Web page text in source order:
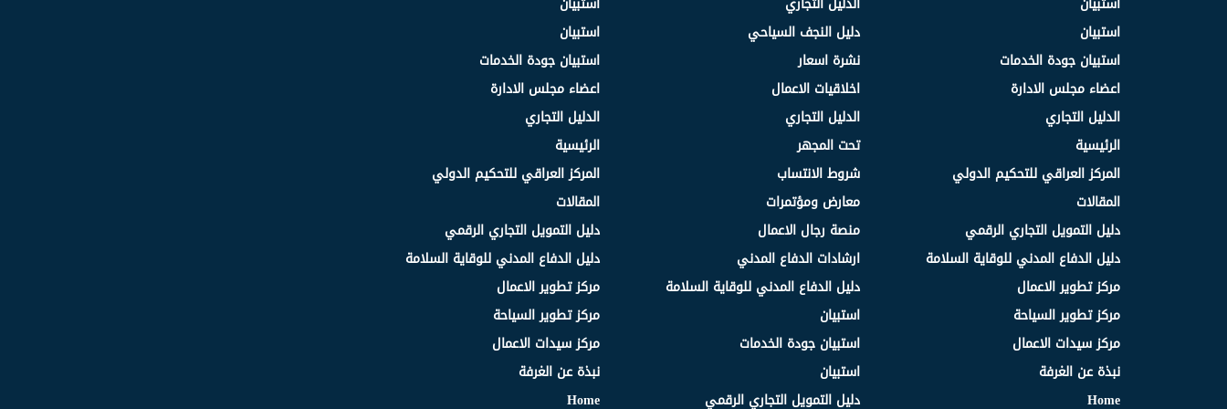
استبيان
استبيان جودة الخدمات
اعضاء مجلس الادارة
الدليل التجاري
الرئيسية
المركز العراقي للتحكيم الدولي
المقالات
دليل التمويل التجاري الرقمي
دليل الدفاع المدني للوقاية السلامة
مركز تطوير الاعمال
مركز تطوير السياحة
مركز سيدات الاعمال
نبذة عن الغرفة
Home
دليل النجف السياحي
نشرة اسعار
اخلاقيات الاعمال
الدليل التجاري
تحت المجهر
شروط الانتساب
معارض ومؤتمرات
منصة رجال الاعمال
ارشادات الدفاع المدني
دليل الدفاع المدني للوقاية السلامة
استبيان
استبيان جودة الخدمات
استبيان
دليل التمويل التجاري الرقمي
استبيان
استبيان جودة الخدمات
اعضاء مجلس الادارة
الدليل التجاري
الرئيسية
المركز العراقي للتحكيم الدولي
المقالات
دليل التمويل التجاري الرقمي
دليل الدفاع المدني للوقاية السلامة
مركز تطوير الاعمال
مركز تطوير السياحة
مركز سيدات الاعمال
نبذة عن الغرفة
Home